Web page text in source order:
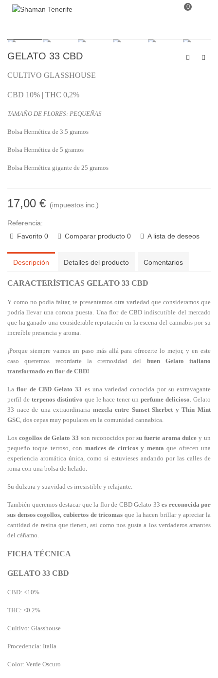
0
GELATO 33 CBD
CULTIVO GLASSHOUSE
CBD 10% | THC 0,2%
TAMAÑO DE FLORES: PEQUEÑAS
Bolsa Hermética de 3.5 gramos
Bolsa Hermética de 5 gramos
Bolsa Hermética gigante de 25 gramos
17,00 € (impuestos inc.)
Referencia:
Favorito 0 Comparar producto 0 A lista de deseos
Descripción Detalles del producto Comentarios
CARACTERÍSTICAS GELATO 33 CBD
Y como no podía faltar, te presentamos otra variedad que consideramos que
podría llevar una corona puesta. Una flor de CBD indiscutible del mercado
que ha ganado una considerable reputación en la escena del cannabis por su
increíble presencia y aroma.
¡Porque siempre vamos un paso más allá para ofrecerte lo mejor, y en este
caso queremos recordarte la cremosidad del buen Gelato italiano
transformado en flor de CBD!
Laflor de CBD Gelato 33 es una variedad conocida por su extravagante
perfil de terpenos distintivo que le hace tener unperfume delicioso. Gelato
33 nace de una extraordinaria mezcla entre Sunset Sherbet y Thin Mint
GSC, dos cepas muy populares en la comunidad cannabica.
Los cogollos de Gelato 33 son reconocidos porsu fuerte aroma dulce y un
pequeño toque terroso, con matices de cítricos y menta que ofrecen una
experiencia aromática única, como si estuvieses andando por las calles de
roma con una bolsa de helado.
Su dulzura y suavidad es irresistible y relajante.
También queremos destacar que la flor de CBD Gelato 33 es reconocida por
sus densos cogollos, cubiertos de tricomas que la hacen brillar y apreciar la
cantidad de resina que tienen, así como nos gusta a los verdaderos amantes
del cáñamo.
FICHA TÉCNICA
GELATO 33 CBD
CBD: <10%
THC: <0.2%
Cultivo: Glasshouse
Procedencia: Italia
Color: Verde Oscuro